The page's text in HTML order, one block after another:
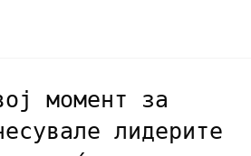
момент за
лидерите